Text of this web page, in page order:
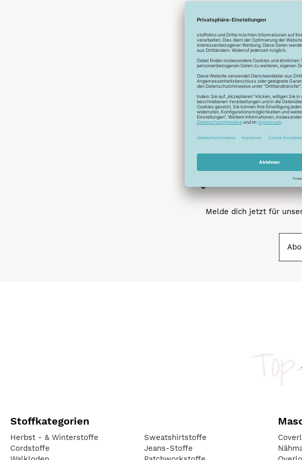
Abonniere jetzt unseren
Aktionen und
Neue Stoffe
neuesten
Inspiration: Lass
inspirieren! Wir
Veranstaltungen:
Gewinnspiele:
Melde dich jetzt für
Stoffkategorien
Herbst - & Winterstoffe
Cordstoffe
Sweatshirtstoffe
Jeans-Stoffe